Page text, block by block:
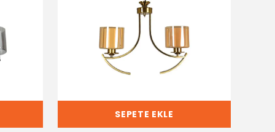
SEPETE EKLE